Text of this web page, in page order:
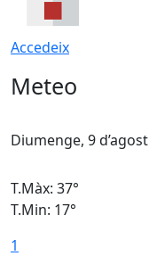
Accedeix
Meteo
Diumenge, 9 d’agost
T.Màx: 37°
T.Min: 17°
1